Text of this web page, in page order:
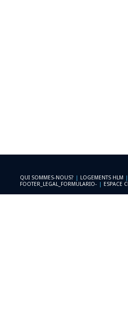
QUI SOMMES-NOUS? | LOGEMENTS HLM |
FOOTER_LEGAL_FORMULARIO- | ESPACE